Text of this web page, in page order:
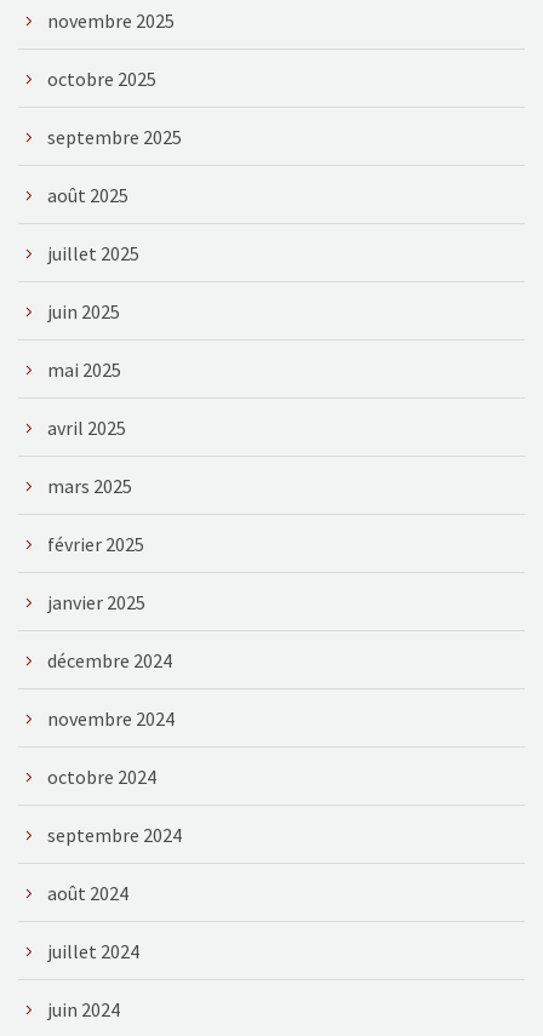
novembre 2025
octobre 2025
septembre 2025
août 2025
juillet 2025
juin 2025
mai 2025
avril 2025
mars 2025
février 2025
janvier 2025
décembre 2024
novembre 2024
octobre 2024
septembre 2024
août 2024
juillet 2024
juin 2024